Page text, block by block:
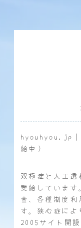
hyouhyou.jp｜
給中）
双極症と人工
受給していま
金、各種制度利
す。狭心症によ
2005サイト開設